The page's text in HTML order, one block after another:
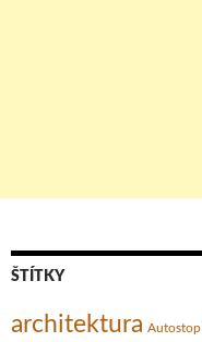
ŠTÍTKY
architektura Autostop